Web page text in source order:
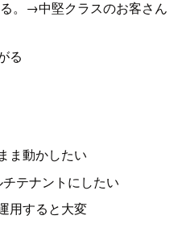
。→中堅クラスのお客さん
る
ま動かしたい
テナントにしたい
用すると大変